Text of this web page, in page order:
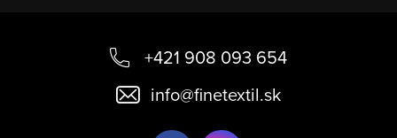
+421 908 093 654
info@finetextil.sk